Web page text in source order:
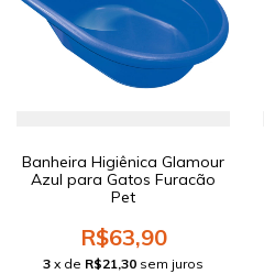
Banheira Higiênica Glamour
Azul para Gatos Furacão
Pet
R$63,90
3 x de R$21,30 sem juros